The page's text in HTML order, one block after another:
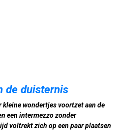
de duisternis
kleine wondertjes voortzet aan de
een intermezzo zonder
voltrekt zich op een paar plaatsen